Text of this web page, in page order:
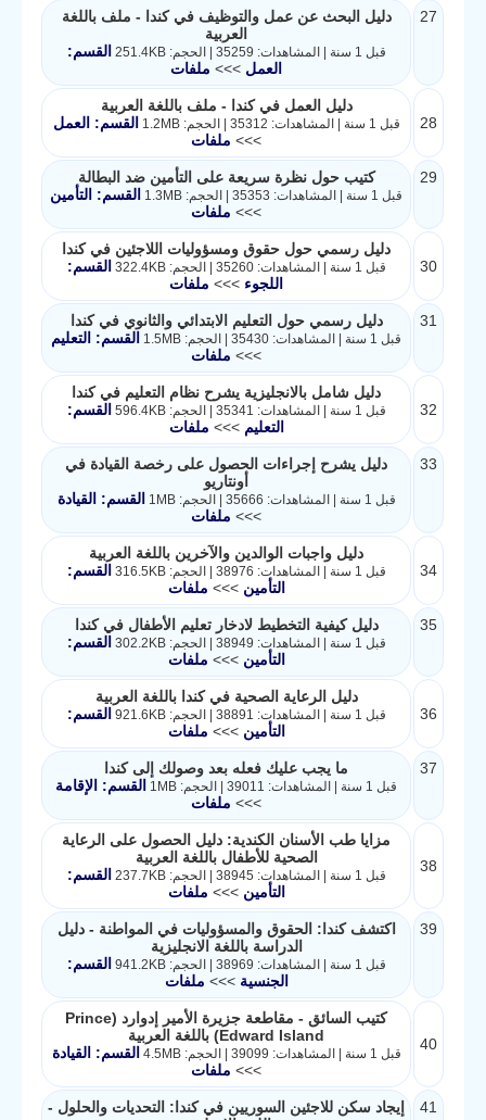
27
دليل البحث عن عمل والتوظيف في كندا - ملف باللغة
العربية
قبل 1 سنة | المشاهدات: 35259 | الحجم: 251.4KB
القسم:
العمل >>> ملفات
28
دليل العمل في كندا - ملف باللغة العربية
قبل 1 سنة | المشاهدات: 35312 | الحجم: 1.2MB
القسم: العمل
>>> ملفات
29 كتيب حول نظرة سريعة على التأمين ضد البطالة
قبل 1 سنة | المشاهدات: 35353 | الحجم: 1.3MB
القسم: التأمين
>>> ملفات
30
دليل رسمي حول حقوق ومسؤوليات اللاجئين في كندا
قبل 1 سنة | المشاهدات: 35260 | الحجم: 322.4KB
القسم:
اللجوء >>> ملفات
31 دليل رسمي حول التعليم الابتدائي والثانوي في كندا
قبل 1 سنة | المشاهدات: 35430 | الحجم: 1.5MB
القسم: التعليم
>>> ملفات
32
دليل شامل بالانجليزية يشرح نظام التعليم في كندا
قبل 1 سنة | المشاهدات: 35341 | الحجم: 596.4KB
القسم:
التعليم>>> ملفات
33
دليل يشرح إجراءات الحصول على رخصة القيادة في
أونتاريو
قبل 1 سنة | المشاهدات: 35666 | الحجم: 1MB
القسم: القيادة
>>> ملفات
34
دليل واجبات الوالدين والآخرين باللغة العربية
قبل 1 سنة | المشاهدات: 38976 | الحجم: 316.5KB
القسم:
التأمين>>> ملفات
35 دليل كيفية التخطيط لادخار تعليم الأطفال في كندا
قبل 1 سنة | المشاهدات: 38949 | الحجم: 302.2KB
القسم:
التأمين>>> ملفات
36
دليل الرعاية الصحية في كندا باللغة العربية
قبل 1 سنة | المشاهدات: 38891 | الحجم: 921.6KB
القسم:
التأمين>>> ملفات
37 ما يجب عليك فعله بعد وصولك إلى كندا
قبل 1 سنة | المشاهدات: 39011 | الحجم: 1MB
القسم: الإقامة
>>> ملفات
38
مزايا طب الأسنان الكندية: دليل الحصول على الرعاية
الصحية للأطفال باللغة العربية
قبل 1 سنة | المشاهدات: 38945 | الحجم: 237.7KB
القسم:
التأمين>>> ملفات
39
اكتشف كندا: الحقوق والمسؤوليات في المواطنة - دليل
الدراسة باللغة الانجليزية
قبل 1 سنة | المشاهدات: 38969 | الحجم: 941.2KB
القسم:
الجنسية>>> ملفات
40
كتيب السائق - مقاطعة جزيرة الأمير إدوارد (Prince
Edward Island) باللغة العربية
قبل 1 سنة | المشاهدات: 39099 | الحجم: 4.5MB
القسم: القيادة
>>> ملفات
41
إيجاد سكن للاجئين السوريين في كندا: التحديات والحلول -